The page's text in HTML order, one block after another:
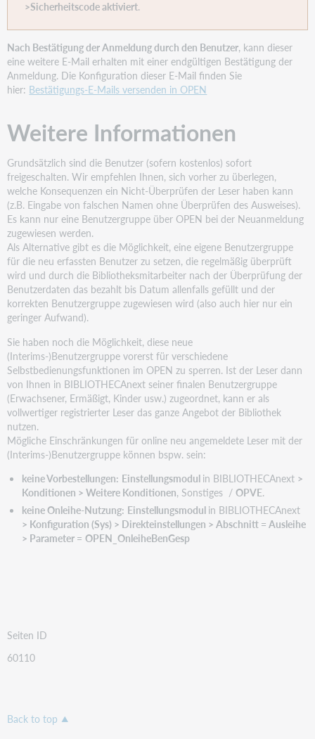
>Sicherheitscode aktiviert.
Nach Bestätigung der Anmeldung durch den Benutzer, kann dieser
eine weitere E-Mail erhalten mit einer endgültigen Bestätigung der
Anmeldung. Die Konfiguration dieser E-Mail finden Sie
hier: Bestätigungs-E-Mails versenden in OPEN
Weitere Informationen
Grundsätzlich sind die Benutzer (sofern kostenlos) sofort
freigeschalten. Wir empfehlen Ihnen, sich vorher zu überlegen,
welche Konsequenzen ein Nicht-Überprüfen der Leser haben kann
(z.B. Eingabe von falschen Namen ohne Überprüfen des Ausweises).
Es kann nur eine Benutzergruppe über OPEN bei der Neuanmeldung
zugewiesen werden.
Als Alternative gibt es die Möglichkeit, eine eigene Benutzergruppe
für die neu erfassten Benutzer zu setzen, die regelmäßig überprüft
wird und durch die Bibliotheksmitarbeiter nach der Überprüfung der
Benutzerdaten das bezahlt bis Datum allenfalls gefüllt und der
korrekten Benutzergruppe zugewiesen wird (also auch hier nur ein
geringer Aufwand).
Sie haben noch die Möglichkeit, diese neue
(Interims-)Benutzergruppe vorerst für verschiedene
Selbstbedienungsfunktionen im OPEN zu sperren. Ist der Leser dann
von Ihnen in BIBLIOTHECAnext seiner finalen Benutzergruppe
(Erwachsener, Ermäßigt, Kinder usw.) zugeordnet, kann er als
vollwertiger registrierter Leser das ganze Angebot der Bibliothek
nutzen.
Mögliche Einschränkungen für online neu angemeldete Leser mit der
(Interims-)Benutzergruppe können bspw. sein:
keine Vorbestellungen: Einstellungsmodul in BIBLIOTHECAnext >
Konditionen > Weitere Konditionen, Sonstiges / OPVE.
keine Onleihe-Nutzung: Einstellungsmodul in BIBLIOTHECAnext
> Konfiguration (Sys) > Direkteinstellungen > Abschnitt = Ausleihe
> Parameter = OPEN_OnleiheBenGesp
Seiten ID
60110
Back to top